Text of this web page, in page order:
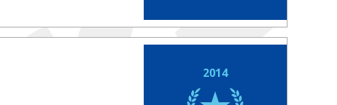
2014